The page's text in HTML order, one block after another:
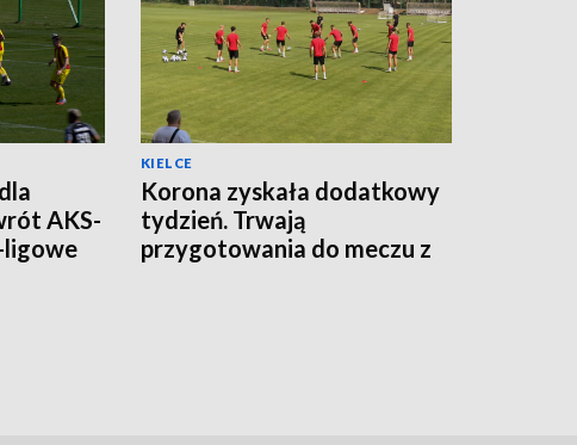
AKS-
ligowe
KIELCE
Korona zyskała dodatkowy
tydzień. Trwają
przygotowania do meczu z